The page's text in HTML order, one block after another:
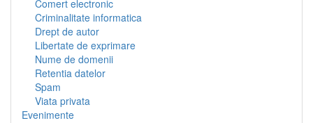
Comert electronic
Criminalitate informatica
Drept de autor
Libertate de exprimare
Nume de domenii
Retentia datelor
Spam
Viata privata
Evenimente